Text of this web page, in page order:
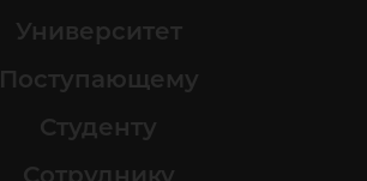
Университет
Поступающему
Студенту